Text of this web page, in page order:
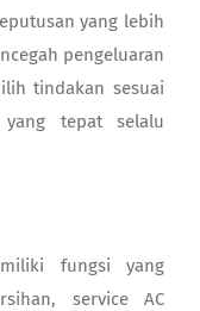
yang lebih
pengeluaran
tindakan sesuai
tepat selalu
fungsi yang
service AC